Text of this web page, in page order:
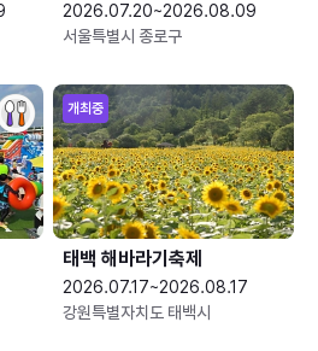
2026.07.20~2026.08.09
서울특별시 종로구
개최중
태백 해바라기축제
2026.07.17~2026.08.17
강원특별자치도 태백시